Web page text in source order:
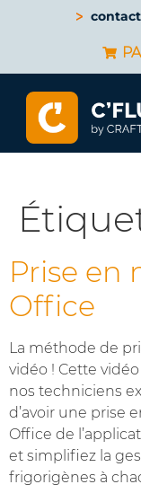
Prise en
Office
La méthode de
vidéo ! Cette
nos techniciens
d’avoir une prise
Office de
et simplifiez la
frigorigènes à